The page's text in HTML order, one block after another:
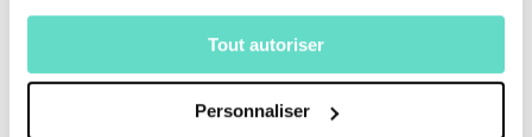
Tout autoriser
Personnaliser
Revoir la messe du 02 août 2026
TOUS NOS PROGRAMMES